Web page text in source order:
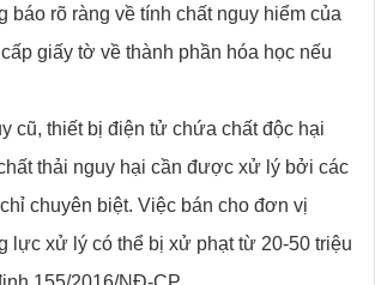
báo rõ ràng về tính chất nguy hiểm của
giấy tờ về thành phần hóa học nếu
cũ, thiết bị điện tử chứa chất độc hại
thải nguy hại cần được xử lý bởi các
chuyên biệt. Việc bán cho đơn vị
lực xử lý có thể bị xử phạt từ 20-50 triệu